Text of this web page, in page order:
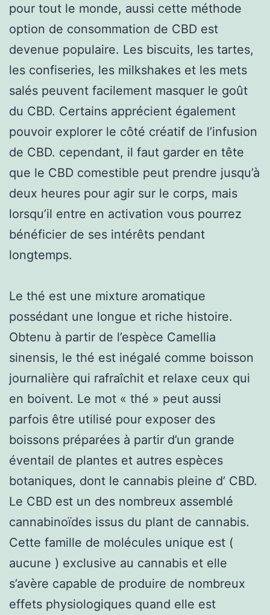
pour tout le monde, aussi cette méthode
option de consommation de CBD est
devenue populaire. Les biscuits, les tartes,
les confiseries, les milkshakes et les mets
salés peuvent facilement masquer le goût
du CBD. Certains apprécient également
pouvoir explorer le côté créatif de l’infusion
de CBD. cependant, il faut garder en tête
que le CBD comestible peut prendre jusqu’à
deux heures pour agir sur le corps, mais
lorsqu’il entre en activation vous pourrez
bénéficier de ses intérêts pendant
longtemps.
Le thé est une mixture aromatique
possédant une longue et riche histoire.
Obtenu à partir de l’espèce Camellia
sinensis, le thé est inégalé comme boisson
journalière qui rafraîchit et relaxe ceux qui
en boivent. Le mot « thé » peut aussi
parfois être utilisé pour exposer des
boissons préparées à partir d’un grande
éventail de plantes et autres espèces
botaniques, dont le cannabis pleine d’ CBD.
Le CBD est un des nombreux assemblé
cannabinoïdes issus du plant de cannabis.
Cette famille de molécules unique est (
aucune ) exclusive au cannabis et elle
s’avère capable de produire de nombreux
effets physiologiques quand elle est